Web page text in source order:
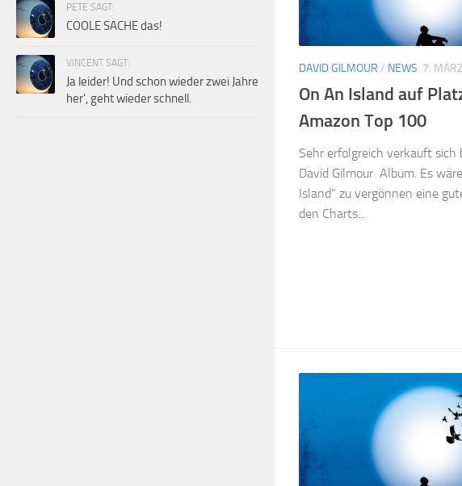
DAVID GILMOUR / NEWS 7.
On An Island auf
Amazon Top 100
Sehr erfolgreich verkauft sich
David Gilmour Album. Es
Island” zu vergönnen eine
den Charts...
PETE SAGT:
COOLE SACHE das!
VINCENT SAGT:
Ja leider! Und schon wieder zwei Jahre
her', geht wieder schnell.